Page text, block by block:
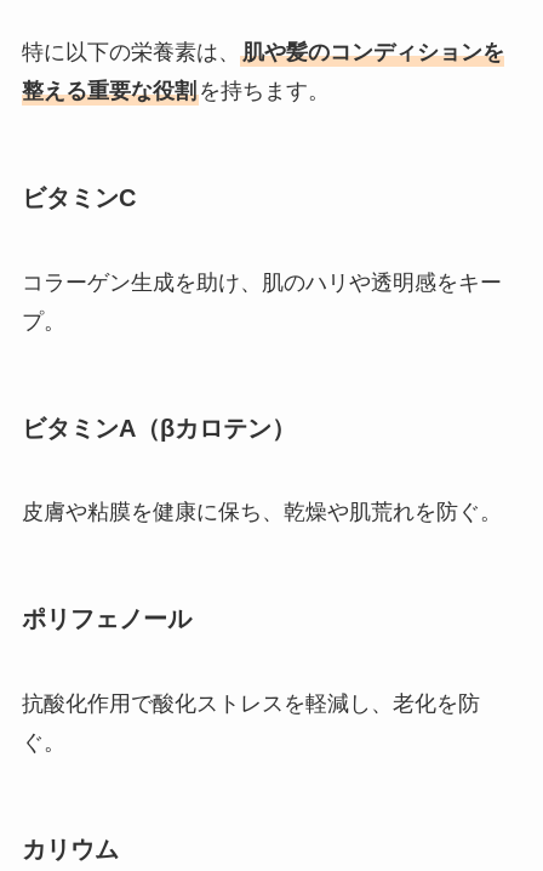
特に以下の栄養素は、 肌や髪のコンディションを
整える重要な役割を持ちます。
ビタミンC
コラーゲン生成を助け、肌のハリや透明感をキー
プ。
ビタミンA（βカロテン）
皮膚や粘膜を健康に保ち、乾燥や肌荒れを防ぐ。
ポリフェノール
抗酸化作用で酸化ストレスを軽減し、老化を防
ぐ。
カリウム